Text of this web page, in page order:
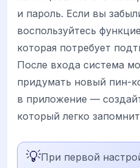
и пароль. Если вы
воспользуйтесь
которая потребует
После входа система
придумать новый пин-
в приложение —
который легко
💡При первой